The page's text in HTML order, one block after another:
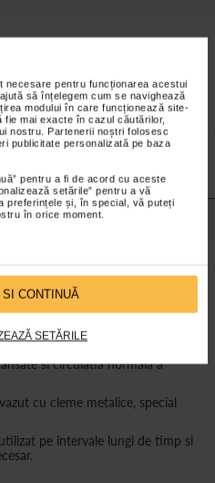
pentru funcționarea acestui
să înțelegem cum se navighează
modului în care funcționează site-
fie mai exacte în cazul căutărilor,
nostru. Partenerii noștri folosesc
publicitate personalizată pe baza
pentru a fi de acord cu aceste
setările” pentru a vă
preferințele și, în special, vă puteți
în orice moment.
CONTINUĂ
SETĂRILE
pentru sustinere, cu nivel
a permite circulatia
in dreptul fiecarui produs sunt
online.
produs
vene varicoase, traume
pentru pansamente.
:
al elasticitatii;
si circulatia normala a
cu cleme metalice, special
pe intervale lungi de timp si